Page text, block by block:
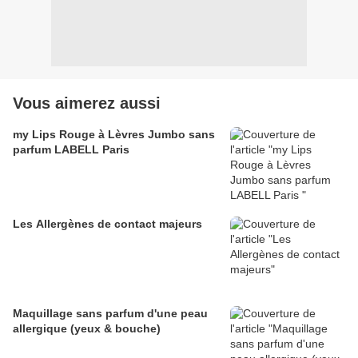
Vous aimerez aussi
my Lips Rouge à Lèvres Jumbo sans
parfum LABELL Paris
Les Allergènes de contact majeurs
Maquillage sans parfum d'une peau
allergique (yeux & bouche)